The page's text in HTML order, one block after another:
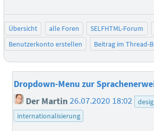
Übersicht alle Foren
SELFHTML-Forum
Benutzerkonto erstellen
Beitrag im Thread-
Dropdown-Menu zur
Der Martin26.07.2020 18:02
internationalisierung